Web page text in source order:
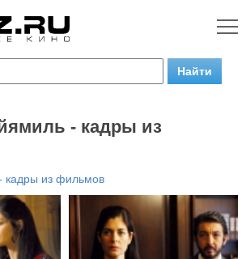
- кадры из
кадры из фильмов